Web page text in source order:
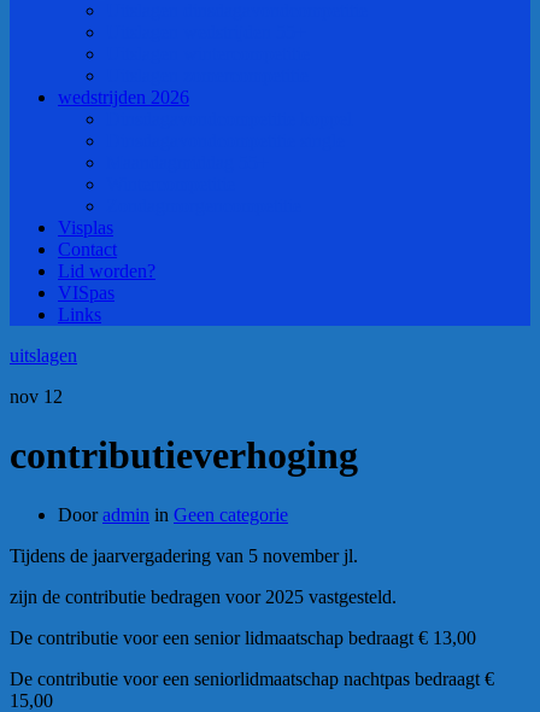
wedstrijden 2026
Visplas
Contact
Lid worden?
VISpas
Links
uitslagen
nov 12
contributieverhoging
Dooradmin in Geen categorie
Tijdens de jaarvergadering van 5 november jl.
zijn de contributie bedragen voor 2025 vastgesteld.
De contributie voor een senior lidmaatschap bedraagt € 13,00
De contributie voor een seniorlidmaatschap nachtpas bedraagt €
15,00